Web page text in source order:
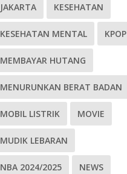
JAKARTA KESEHATAN
KESEHATAN MENTAL KPOP
MEMBAYAR HUTANG
MENURUNKAN BERAT BADAN
MOBIL LISTRIK MOVIE
MUDIK LEBARAN
NBA 2024/2025 NEWS